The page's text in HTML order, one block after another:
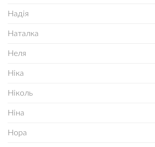
Надія
Наталка
Неля
Ніка
Ніколь
Ніна
Нора